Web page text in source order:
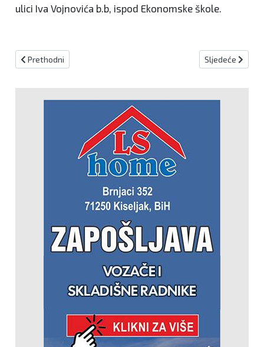
ulici Iva Vojnovića b.b, ispod Ekonomske škole.
Prethodni članak: 25. obljetnice 111. xp brigade HVO Žepče
Prethodni Sljedeći
Sljedeće